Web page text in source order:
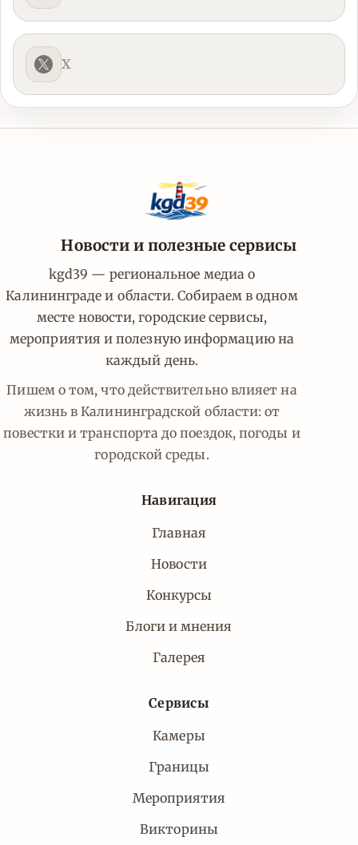
X
Новости и полезные сервисы
kgd39 — региональное медиа о
Калининграде и области. Собираем в одном
месте новости, городские сервисы,
мероприятия и полезную информацию на
каждый день.
Пишем о том, что действительно влияет на
жизнь в Калининградской области: от
повестки и транспорта до поездок, погоды и
городской среды.
Навигация
Главная
Новости
Конкурсы
Блоги и мнения
Галерея
Сервисы
Камеры
Границы
Мероприятия
Викторины